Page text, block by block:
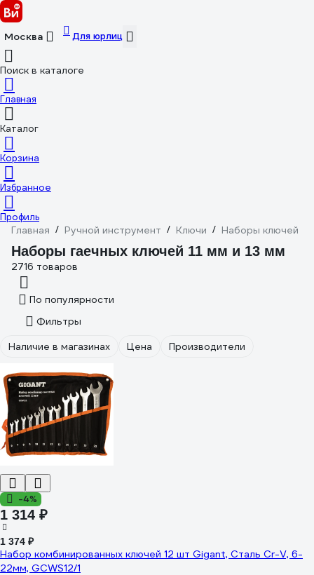
Москва Для юрлиц
Поиск в каталоге
Главная
Каталог
Корзина
Избранное
Профиль
Главная / Ручной инструмент / Ключи / Наборы ключей
Наборы гаечных ключей 11 мм и 13 мм
2716 товаров
По популярности
Фильтры
Наличие в магазинах
Цена Производители
-4%
1 314 ₽
1 374 ₽
Набор комбинированных ключей 12 шт Gigant, Сталь Cr-V, 6-
22мм, GCWS12/1